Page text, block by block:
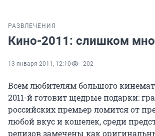
РАЗВЛЕЧЕНИЯ
Кино-2011: слишком
13 января 2011, 12:10 202
Всем любителям большого
2011-й готовит щедрые подарки:
российских премьер ломится от
любой вкус и кошелек, среди
релизов замечены как